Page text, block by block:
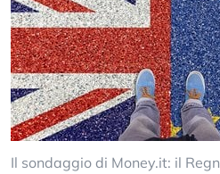
Il sondaggio di Money.it: il